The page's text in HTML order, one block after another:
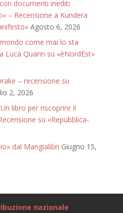
documenti inediti
– Recensione a Kundera
Agosto 6, 2026
come mai lo sta
Luca Quarin su «èNordEst»
– recensione su
2, 2026
libro per riscoprire il
su «Repubblica-
dal Mangialibri Giugno 15,
nazionale